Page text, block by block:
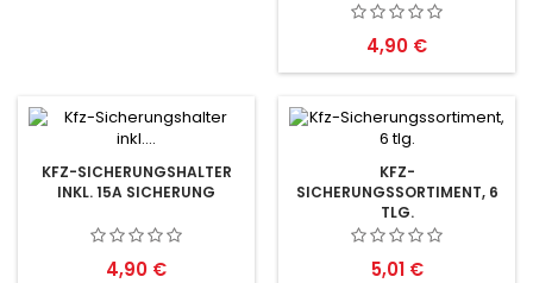
Preis
4,90 €
KFZ-SICHERUNGSHALTER
INKL. 15A SICHERUNG
Preis
4,90 €
KFZ-
SICHERUNGSSORTIMENT, 6
TLG.
Preis
5,01 €